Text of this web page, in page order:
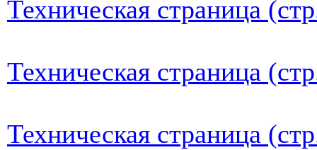
Техническая страница
Техническая страница
Техническая страница